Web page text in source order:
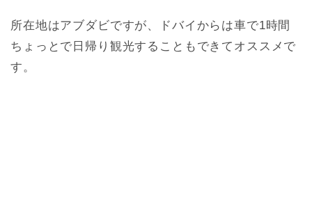
所在地はアブダビですが、ドバイからは車で1時間
ちょっとで日帰り観光することもできてオススメで
す。